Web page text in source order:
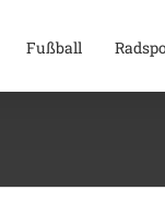
Fußball